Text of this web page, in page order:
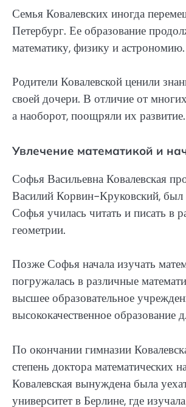
Семья Ковалевских иногда
Петербург. Ее образование
математику, физику и астрономию.
Родители Ковалевской ценили
своей дочери. В отличие от
а наоборот, поощряли их развитие.
Увлечение математикой и
Софья Васильевна Ковалевская
Василий Корвин-Круковский, был
Софья училась читать и писать в
геометрии.
Позже Софья начала изучать
погружалась в различные
высшее образовательное
высококачественное
По окончании гимназии
степень доктора математических
Ковалевская вынуждена была
университет в Берлине, где